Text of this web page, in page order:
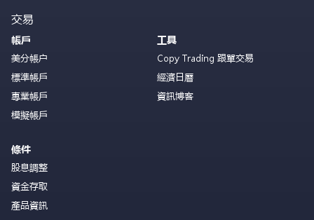
交易
帳戶
美分帳户
標準帳戶
專業帳戶
模擬帳戶
條件
股息調整
資金存取
產品資訊
工具
Copy Trading 跟單交易
經濟日曆
資訊博客